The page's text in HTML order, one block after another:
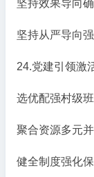
坚持效果导向确
坚持从严导向强
24.党建引领激
选优配强村级班
聚合资源多元并
健全制度强化保